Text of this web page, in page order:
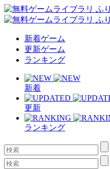
新着ゲーム
更新ゲーム
ランキング
新着
更新
ランキング